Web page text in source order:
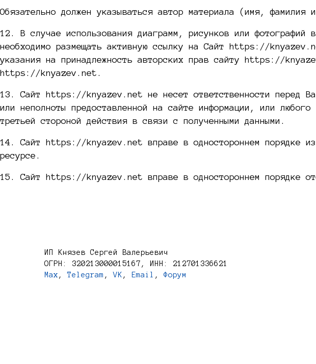
Обязательно должен указываться автор материала (имя,
12. В случае использования диаграмм, рисунков или фотографий
необходимо размещать активную ссылку на Сайт https://
указания на принадлежность авторских прав сайту https://
https://knyazev.net.
13. Сайт https://knyazev.net не несет ответственности перед
или неполноты предоставленной на сайте информации, или
третьей стороной действия в связи с полученными данными.
14. Сайт https://knyazev.net вправе в одностороннем порядке
ресурсе.
15. Сайт https://knyazev.net вправе в одностороннем порядке
ИП Князев Сергей Валерьевич
ОГРН: 320213000015167, ИНН: 212701336621
Max ,Telegram ,VK , Email , Форум